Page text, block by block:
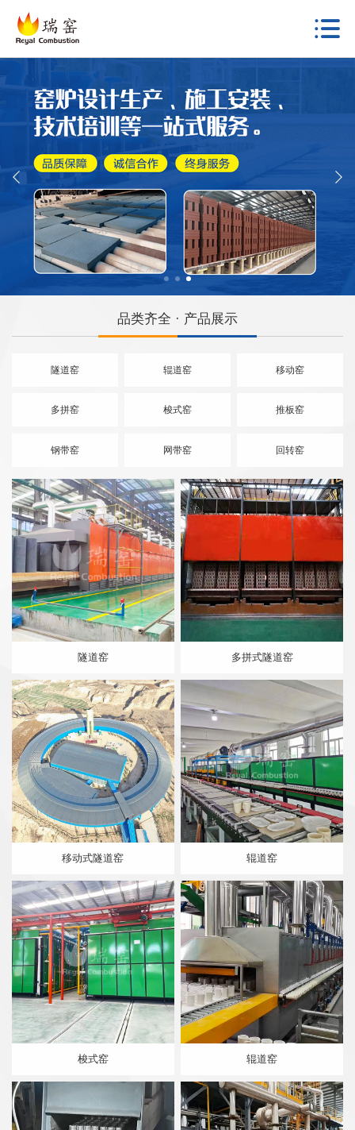
品类齐全 · 产品展示
隧道窑 辊道窑 移动窑
多拼窑 梭式窑 推板窑
钢带窑 网带窑 回转窑
隧道窑 多拼式隧道窑
移动式隧道窑 辊道窑
梭式窑 辊道窑